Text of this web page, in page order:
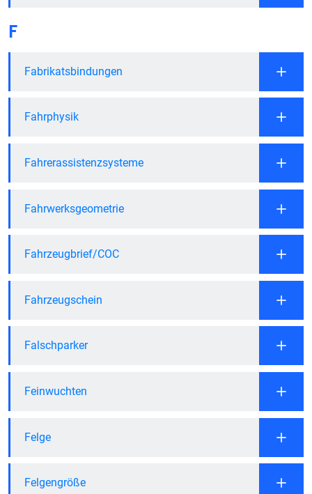
F
Fabrikatsbindungen
Fahrphysik
Fahrerassistenzsysteme
Fahrwerksgeometrie
Fahrzeugbrief/COC
Fahrzeugschein
Falschparker
Feinwuchten
Felge
Felgengröße